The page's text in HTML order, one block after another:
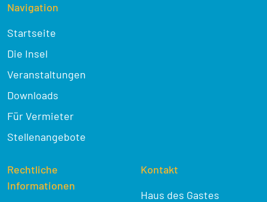
Navigation
Startseite
Die Insel
Veranstaltungen
Downloads
Für Vermieter
Stellenangebote
Rechtliche
Informationen
Kontakt
Haus des Gastes